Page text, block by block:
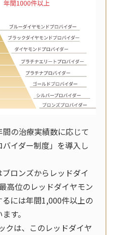
の治療実績数に応じて
イダー制度」を導入し
ロンズからレッドダイ
高位のレッドダイヤモン
には年間1,000件以上の
す。
クは、このレッドダイヤ